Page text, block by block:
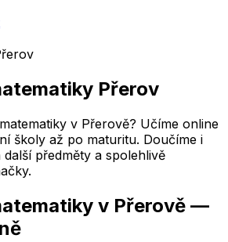
Přerov
v Přerově? Učíme online
školy až po maturitu. Doučíme i
předměty a spolehlivě
v Přerově —